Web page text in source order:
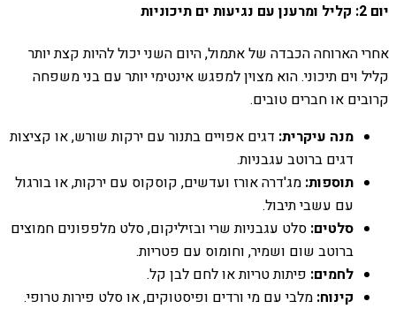
יום 2: קליל ומרענן עם נגיעות ים תיכוניות
אחרי הארוחה הכבדה של אתמול, היום השני יכול להיות קצת יותר
קליל וים תיכוני. הוא מצוין למפגש אינטימי יותר עם בני משפחה
קרובים או חברים טובים.
מנה עיקרית: דגים אפויים בתנור עם ירקות שורש, או קציצות
דגים ברוטב עגבניות.
תוספות: מג'דרה אורז ועדשים, קוסקוס עם ירקות, או בורגול
עם עשבי תיבול.
סלטים: סלט עגבניות שרי ובזיליקום, סלט מלפפונים חמוצים
ברוטב שום ושמיר, וחומוס עם פטריות.
לחמים: פיתות טריות או לחם לבן קל.
קינוח: מלבי עם מי ורדים ופיסטוקים, או סלט פירות טרופי.